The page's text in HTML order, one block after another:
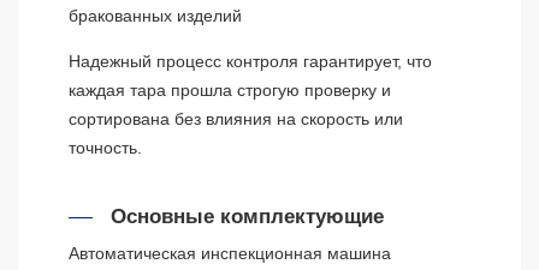
бракованных изделий
Надежный процесс контроля гарантирует, что
каждая тара прошла строгую проверку и
сортирована без влияния на скорость или
точность.
Основные комплектующие
Автоматическая инспекционная машина